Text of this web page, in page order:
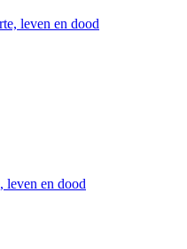
leven en dood
leven en dood